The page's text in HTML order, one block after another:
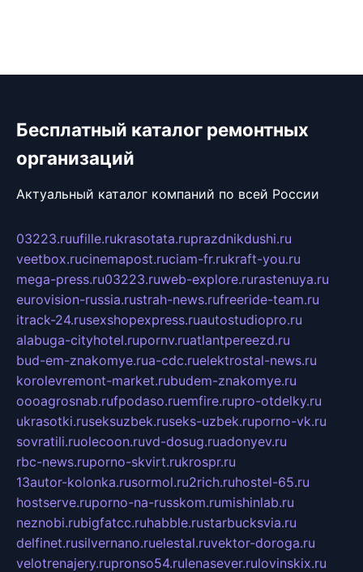
Бесплатный каталог ремонтных
организаций
Актуальный каталог компаний по всей России
03223.ruufille.rukrasotata.ruprazdnikdushi.ru
veetbox.rucinemapost.ruciam-fr.rukraft-you.ru
mega-press.ru03223.ruweb-explore.rurastenuya.ru
eurovision-russia.rustrah-news.rufreeride-team.ru
itrack-24.rusexshopexpress.ruautostudiopro.ru
alabuga-cityhotel.rupornv.ruatlantpereezd.ru
bud-em-znakomye.rua-cdc.ruelektrostal-news.ru
korolevremont-market.rubudem-znakomye.ru
oooagrosnab.rufpodaso.ruemfire.rupro-otdelky.ru
ukrasotki.ruseksuzbek.ruseks-uzbek.ruporno-vk.ru
sovratili.ruolecoon.ruvd-dosug.ruadonyev.ru
rbc-news.ruporno-skvirt.rukrospr.ru
13autor-kolonka.rusormol.ru2rich.ruhostel-65.ru
hostserve.ruporno-na-russkom.rumishinlab.ru
neznobi.rubigfatcc.ruhabble.rustarbucksvia.ru
delfinet.rusilvernano.ruelestal.ruvektor-doroga.ru
velotrenajery.rupronso54.rulenasever.rulovinskix.ru